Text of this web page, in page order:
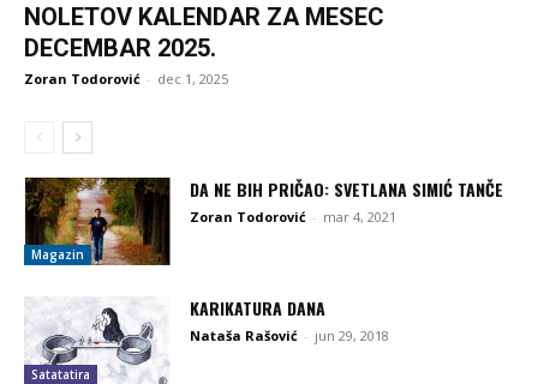
NOLETOV KALENDAR ZA MESEC
DECEMBAR 2025.
Zoran Todorović - dec 1, 2025
Magazin
DA NE BIH PRIČAO: SVETLANA SIMIĆ TANČE
Zoran Todorović - mar 4, 2021
Satatatira
KARIKATURA DANA
Nataša Rašović - jun 29, 2018